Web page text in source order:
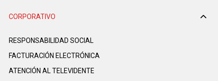
CORPORATIVO
RESPONSABILIDAD SOCIAL
FACTURACIÓN ELECTRÓNICA
ATENCIÓN AL TELEVIDENTE